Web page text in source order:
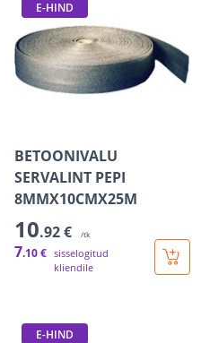
E-HIND
BETOONIVALU
SERVALINT PEPI
8MMX10CMX25M
10.92 € /tk
7.10 € sisselogitud
kliendile
E-HIND